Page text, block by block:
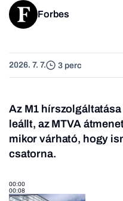
Forbes
2026. 7. 7. 3 perc
Az M1
leállt, az MTVA
mikor várható, hogy
csatorna.
00:00
00:08